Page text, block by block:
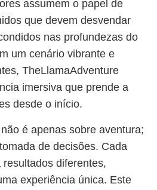
assumem o papel de
que devem desvendar
nas profundezas do
um cenário vibrante e
TheLlamaAdventure
imersiva que prende a
desde o início.
é apenas sobre aventura;
de decisões. Cada
diferentes,
experiência única. Este